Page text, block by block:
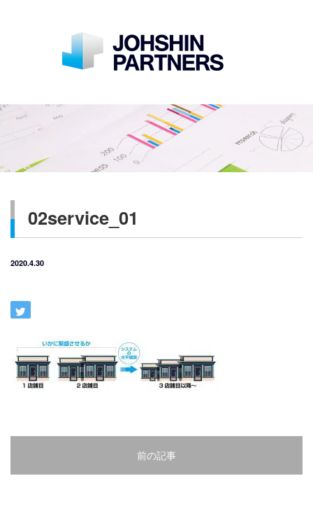
02service_01
2020.4.30
前の記事